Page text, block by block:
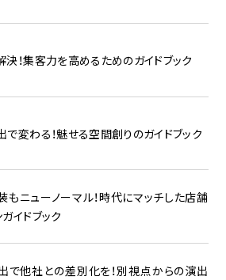
決！集客力を高めるためのガイドブック
で変わる！魅せる空間創りのガイドブック
もニューノーマル！時代にマッチした店舗
イドブック
で他社との差別化を！別視点からの演出